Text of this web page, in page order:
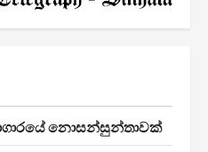
නොසන්සුන්තාවක්